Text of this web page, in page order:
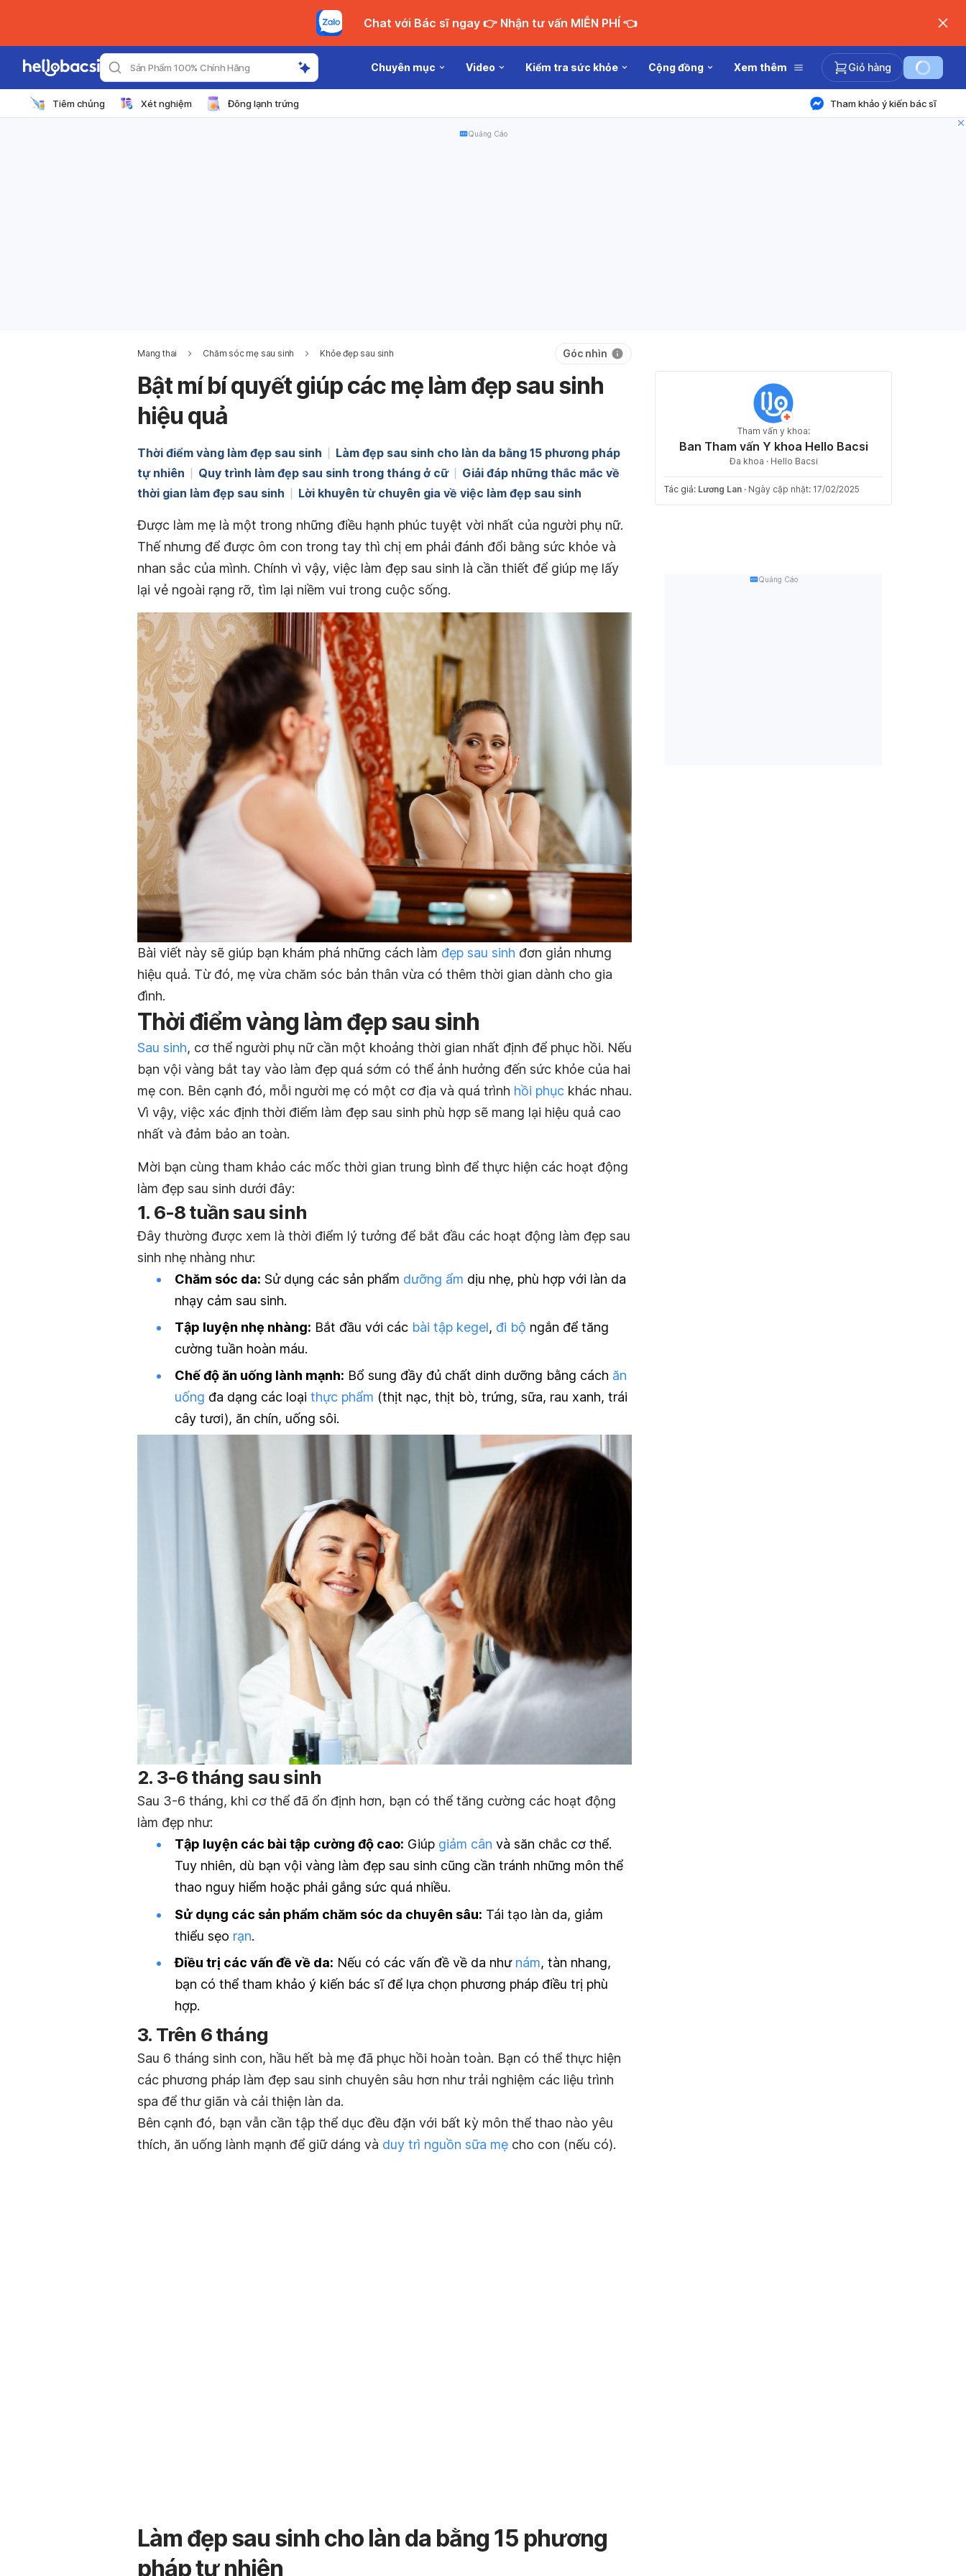
Chat với Bác sĩ ngay 👉 Nhận tư vấn MIỄN PHÍ 👈
Sản Phẩm 100% Chính Hãng Chuyên mục Video Kiểm tra sức khỏe Cộng đồng Xem thêm Giỏ hàng
Tiêm chủng Xét nghiệm Đông lạnh trứng Tham khảo ý kiến bác sĩ
Quảng Cáo
Mang thai Chăm sóc mẹ sau sinh Khỏe đẹp sau sinh Góc nhìn
Bật mí bí quyết giúp các mẹ làm đẹp sau sinh
hiệu quả
Thời điểm vàng làm đẹp sau sinh
Làm đẹp sau sinh cho làn da bằng 15 phương pháp
tự nhiên
Quy trình làm đẹp sau sinh trong tháng ở cữ
Giải đáp những thắc mắc về
thời gian làm đẹp sau sinh
Lời khuyên từ chuyên gia về việc làm đẹp sau sinh
Được làm mẹ là một trong những điều hạnh phúc tuyệt vời nhất của người phụ nữ.
Thế nhưng để được ôm con trong tay thì chị em phải đánh đổi bằng sức khỏe và
nhan sắc của mình. Chính vì vậy, việc làm đẹp sau sinh là cần thiết để giúp mẹ lấy
lại vẻ ngoài rạng rỡ, tìm lại niềm vui trong cuộc sống.
Bài viết này sẽ giúp bạn khám phá những cách làm đẹp sau sinh đơn giản nhưng
hiệu quả. Từ đó, mẹ vừa chăm sóc bản thân vừa có thêm thời gian dành cho gia
đình.
Thời điểm vàng làm đẹp sau sinh
Sau sinh, cơ thể người phụ nữ cần một khoảng thời gian nhất định để phục hồi. Nếu
bạn vội vàng bắt tay vào làm đẹp quá sớm có thể ảnh hưởng đến sức khỏe của hai
mẹ con. Bên cạnh đó, mỗi người mẹ có một cơ địa và quá trình hồi phục khác nhau.
Vì vậy, việc xác định thời điểm làm đẹp sau sinh phù hợp sẽ mang lại hiệu quả cao
nhất và đảm bảo an toàn.
Mời bạn cùng tham khảo các mốc thời gian trung bình để thực hiện các hoạt động
làm đẹp sau sinh dưới đây:
1. 6-8 tuần sau sinh
Đây thường được xem là thời điểm lý tưởng để bắt đầu các hoạt động làm đẹp sau
sinh nhẹ nhàng như:
Chăm sóc da: Sử dụng các sản phẩm dưỡng ẩm dịu nhẹ, phù hợp với làn da
nhạy cảm sau sinh.
Tập luyện nhẹ nhàng: Bắt đầu với các bài tập kegel, đi bộ ngắn để tăng
cường tuần hoàn máu.
Chế độ ăn uống lành mạnh: Bổ sung đầy đủ chất dinh dưỡng bằng cách ăn
uống đa dạng các loại thực phẩm (thịt nạc, thịt bò, trứng, sữa, rau xanh, trái
cây tươi), ăn chín, uống sôi.
2. 3-6 tháng sau sinh
Sau 3-6 tháng, khi cơ thể đã ổn định hơn, bạn có thể tăng cường các hoạt động
làm đẹp như:
Tập luyện các bài tập cường độ cao: Giúp giảm cân và săn chắc cơ thể.
Tuy nhiên, dù bạn vội vàng làm đẹp sau sinh cũng cần tránh những môn thể
thao nguy hiểm hoặc phải gắng sức quá nhiều.
Sử dụng các sản phẩm chăm sóc da chuyên sâu: Tái tạo làn da, giảm
thiểu sẹo rạn.
Điều trị các vấn đề về da: Nếu có các vấn đề về da như nám, tàn nhang,
bạn có thể tham khảo ý kiến bác sĩ để lựa chọn phương pháp điều trị phù
hợp.
3. Trên 6 tháng
Sau 6 tháng sinh con, hầu hết bà mẹ đã phục hồi hoàn toàn. Bạn có thể thực hiện
các phương pháp làm đẹp sau sinh chuyên sâu hơn như trải nghiệm các liệu trình
spa để thư giãn và cải thiện làn da.
Bên cạnh đó, bạn vẫn cần tập thể dục đều đặn với bất kỳ môn thể thao nào yêu
thích, ăn uống lành mạnh để giữ dáng và duy trì nguồn sữa mẹ cho con (nếu có).
Làm đẹp sau sinh cho làn da bằng 15 phương
pháp tự nhiên
Tham vấn y khoa:
Ban Tham vấn Y khoa Hello Bacsi
Đa khoa · Hello Bacsi
Tác giả: Lương Lan · Ngày cập nhật: 17/02/2025
Quảng Cáo